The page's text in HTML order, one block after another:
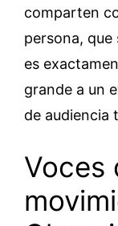
comparten
persona, que
es
grande a un
de audiencia
Voces